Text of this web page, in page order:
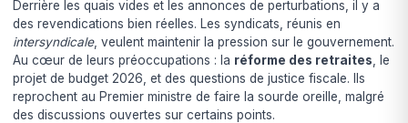
Derrière les quais vides et les annonces de perturbations, il y a
des revendications bien réelles. Les syndicats, réunis en
intersyndicale, veulent maintenir la pression sur le gouvernement.
Au cœur de leurs préoccupations : la réforme des retraites , le
projet de budget 2026, et des questions de justice fiscale. Ils
reprochent au Premier ministre de faire la sourde oreille, malgré
des discussions ouvertes sur certains points.